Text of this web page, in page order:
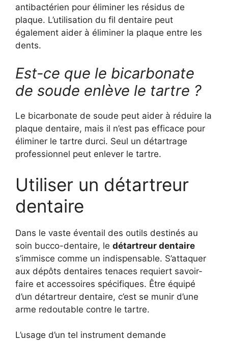
antibactérien pour éliminer les résidus de
plaque. L’utilisation du fil dentaire peut
également aider à éliminer la plaque entre les
dents.
Est-ce que le bicarbonate
de soude enlève le tartre ?
Le bicarbonate de soude peut aider à réduire la
plaque dentaire, mais il n’est pas efficace pour
éliminer le tartre durci. Seul un détartrage
professionnel peut enlever le tartre.
Utiliser un détartreur
dentaire
Dans le vaste éventail des outils destinés au
soin bucco-dentaire, le détartreur dentaire
s’immisce comme un indispensable. S’attaquer
aux dépôts dentaires tenaces requiert savoir-
faire et accessoires spécifiques. Être équipé
d’un détartreur dentaire, c’est se munir d’une
arme redoutable contre le tartre.
L’usage d’un tel instrument demande